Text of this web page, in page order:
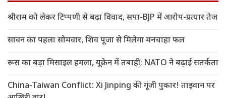
श्रीराम को लेकर टिप्पणी से बढ़ा विवाद, सपा-BJP में आरोप-प्रत्यार तेज
सावन का पहला सोमवार, शिव पूजा से मिलेगा मनचाहा फल
रूस का बड़ा मिसाइल हमला, यूक्रेन में तबाही; NATO ने बढ़ाई सतर्कता
China-Taiwan Conflict: Xi Jinping की गूंजी पुकार! ताइवान पर